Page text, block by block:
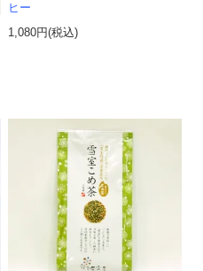
ヒー
1,080円(税込)